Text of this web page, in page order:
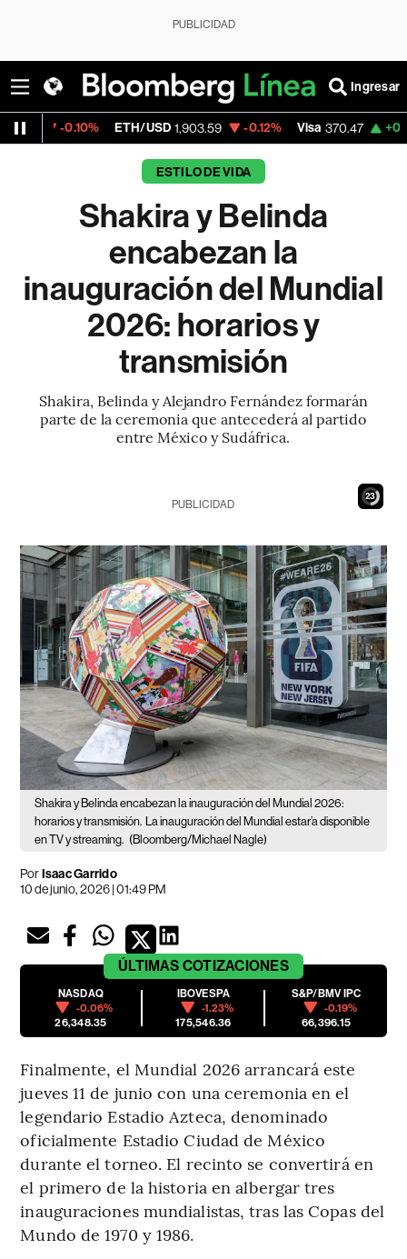
PUBLICIDAD
Ingresar
ETH/USD 1,903.59 -0.12% Visa 370.47 +0.52%
ESTILO DE VIDA
Shakira y Belinda
encabezan la
inauguración del Mundial
2026: horarios y
transmisión
Shakira, Belinda y Alejandro Fernández formarán
parte de la ceremonia que antecederá al partido
entre México y Sudáfrica.
21
PUBLICIDAD
Shakira y Belinda encabezan la inauguración del Mundial 2026:
horarios y transmisión.
La inauguración del Mundial estar’a disponible
en TV y streaming. (Bloomberg/Michael Nagle)
PorIsaac Garrido
10 de junio, 2026 | 01:49 PM
ÚLTIMAS COTIZACIONES
NASDAQ
-0.06%
26,348.35
IBOVESPA
-1.23%
175,546.36
S&P/BMV IPC
-0.19%
66,396.15
Finalmente, el Mundial 2026 arrancará este
jueves 11 de junio con una ceremonia en el
legendario Estadio Azteca, denominado
oficialmente Estadio Ciudad de México
durante el torneo. El recinto se convertirá en
el primero de la historia en albergar tres
inauguraciones mundialistas, tras las Copas del
Mundo de 1970 y 1986.